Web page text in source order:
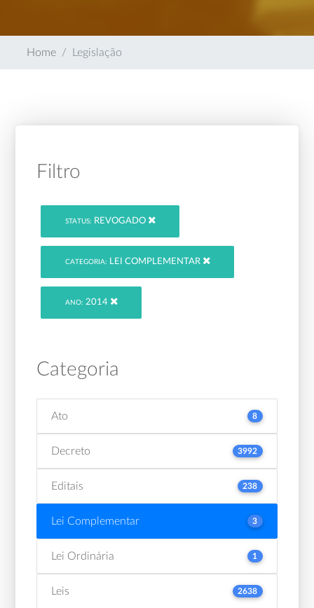
Home Legislação
Filtro
STATUS: REVOGADO
CATEGORIA: LEI COMPLEMENTAR
ANO: 2014
Categoria
Ato 8
Decreto 3992
Editais 238
Lei Complementar 3
Lei Ordinária 1
Leis 2638